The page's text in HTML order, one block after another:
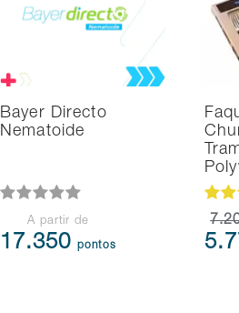
Bayer Directo
Nematoide
A partir de
17.350pontos